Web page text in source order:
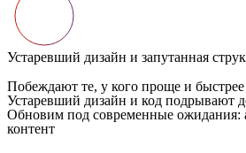
Устаревший дизайн и запутанная
Побеждают те, у кого проще и быстрее
Устаревший дизайн и код подрывают
Обновим под современные ожидания:
контент